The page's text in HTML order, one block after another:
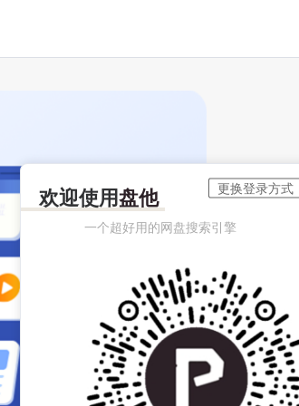
欢迎使用盘他
一个超好用的网盘搜索引擎